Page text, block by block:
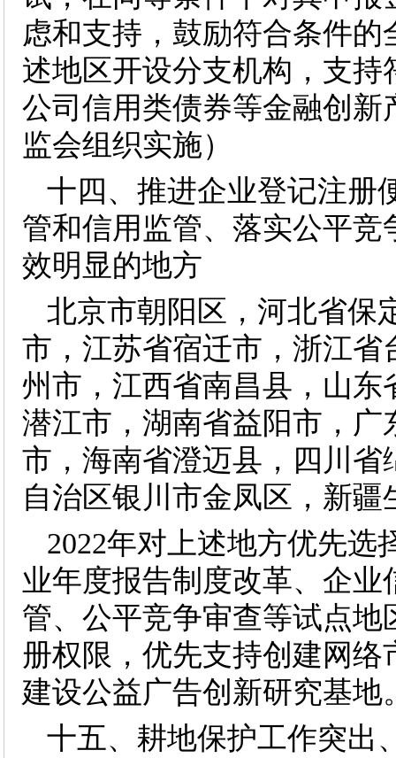
虑和支持，鼓励符合条件
述地区开设分支机构，支持
公司信用类债券等金融创
监会组织实施）
十四、推进企业登记注册
管和信用监管、落实公平
效明显的地方
北京市朝阳区，河北省保
市，江苏省宿迁市，浙江
州市，江西省南昌县，山
潜江市，湖南省益阳市，
市，海南省澄迈县，四川
自治区银川市金凤区，新
2022年对上述地方优先选
业年度报告制度改革、企
管、公平竞争审查等试点
册权限，优先支持创建网
建设公益广告创新研究基
十五、耕地保护工作突出